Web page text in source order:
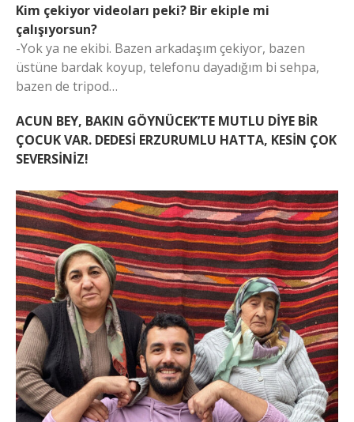
Kim çekiyor videoları peki? Bir ekiple mi
çalışıyorsun?
-Yok ya ne ekibi. Bazen arkadaşım çekiyor, bazen
üstüne bardak koyup, telefonu dayadığım bi sehpa,
bazen de tripod…
ACUN BEY, BAKIN GÖYNÜCEK’TE MUTLU DİYE BİR
ÇOCUK VAR. DEDESİ ERZURUMLU HATTA, KESİN ÇOK
SEVERSİNİZ!